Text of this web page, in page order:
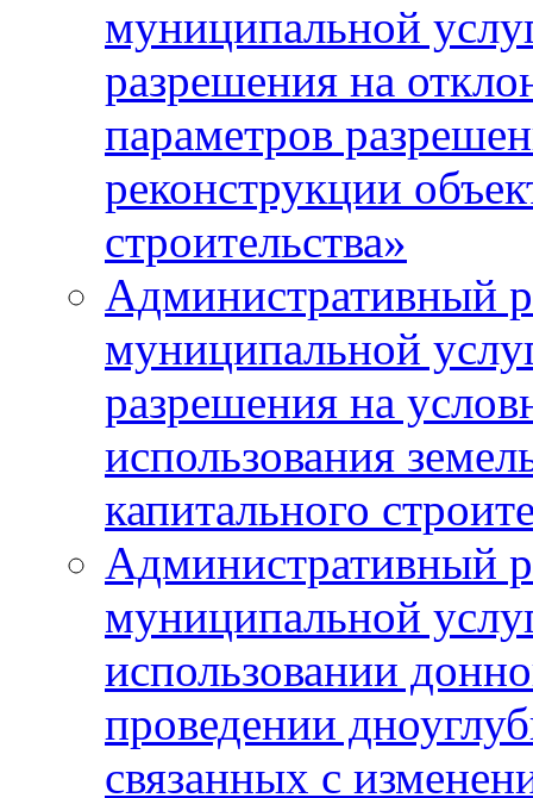
муниципальной
разрешения на
параметров
реконструкции
строительства»
Административный
муниципальной
разрешения на
использования
капитального
Административный
муниципальной
использовании
проведении
связанных с